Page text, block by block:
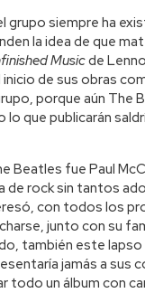
grupo siempre ha
la idea de que
Musicde
inicio de sus obras
porque aún The
que publicarán
Beatles fue Paul
de rock sin tantos
con todos los
junto con su
también este
jamás a sus
todo un álbum con